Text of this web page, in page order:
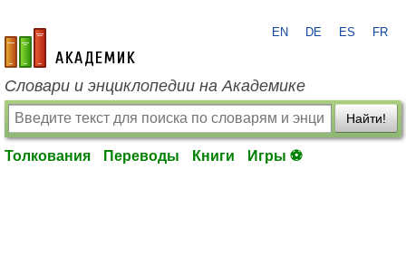
academic.ru
EN DE ES FR
Словари и энциклопедии на Академике
Найти!
Толкования Переводы Книги Игры ⚽